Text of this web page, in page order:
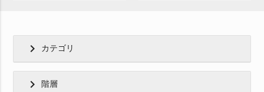
chevron_right カテゴリ
chevron_right 階層